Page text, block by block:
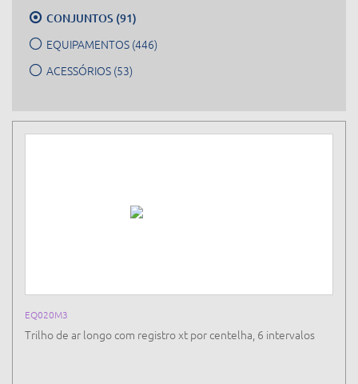
CONJUNTOS (91)
EQUIPAMENTOS (446)
ACESSÓRIOS (53)
EQ020M3
Trilho de ar longo com registro xt por centelha, 6 intervalos